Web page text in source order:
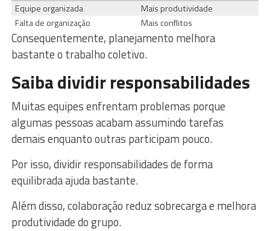
Equipe organizada
Mais produtividade
Falta de organização
Mais conflitos
Consequentemente, planejamento melhora
bastante o trabalho coletivo.
Saiba dividir responsabilidades
Muitas equipes enfrentam problemas porque
algumas pessoas acabam assumindo tarefas
demais enquanto outras participam pouco.
Por isso, dividir responsabilidades de forma
equilibrada ajuda bastante.
Além disso, colaboração reduz sobrecarga e melhora
produtividade do grupo.